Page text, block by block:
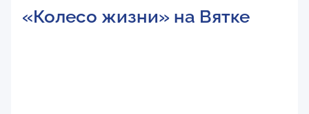
«Колесо жизни» на Вятке